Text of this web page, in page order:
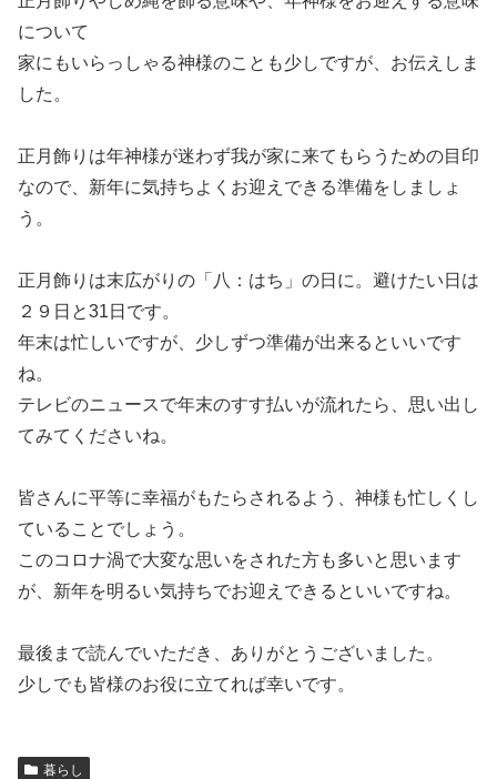
について
家にもいらっしゃる神様のことも少しですが、お伝えしま
した。
正月飾りは年神様が迷わず我が家に来てもらうための目印
なので、新年に気持ちよくお迎えできる準備をしましょ
う。
正月飾りは末広がりの「八：はち」の日に。避けたい日は
２９日と31日です。
年末は忙しいですが、少しずつ準備が出来るといいです
ね。
テレビのニュースで年末のすす払いが流れたら、思い出し
てみてくださいね。
皆さんに平等に幸福がもたらされるよう、神様も忙しくし
ていることでしょう。
このコロナ渦で大変な思いをされた方も多いと思います
が、新年を明るい気持ちでお迎えできるといいですね。
最後まで読んでいただき、ありがとうございました。
少しでも皆様のお役に立てれば幸いです。
暮らし